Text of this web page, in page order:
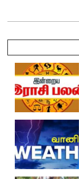
05-